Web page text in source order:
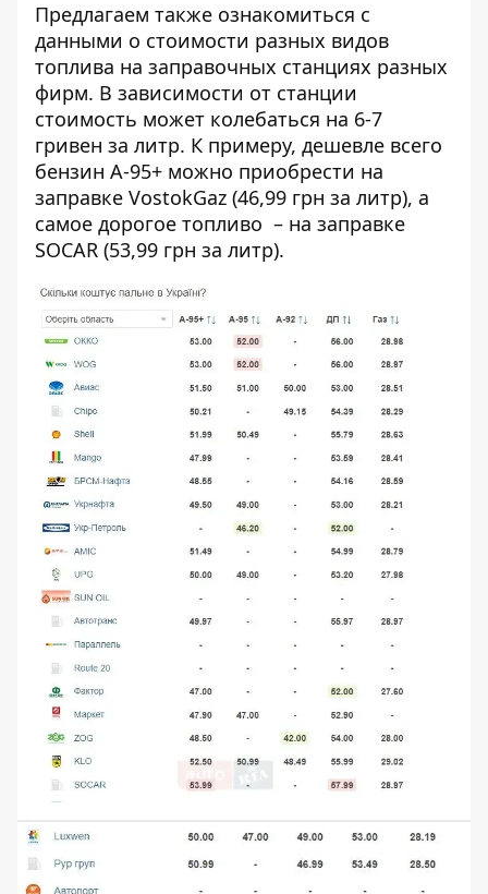
Предлагаем также ознакомиться с
данными о стоимости разных видов
топлива на заправочных станциях разных
фирм. В зависимости от станции
стоимость может колебаться на 6-7
гривен за литр. К примеру, дешевле всего
бензин А-95+ можно приобрести на
заправке VostokGaz (46,99 грн за литр), а
самое дорогое топливо – на заправке
SOCAR (53,99 грн за литр).